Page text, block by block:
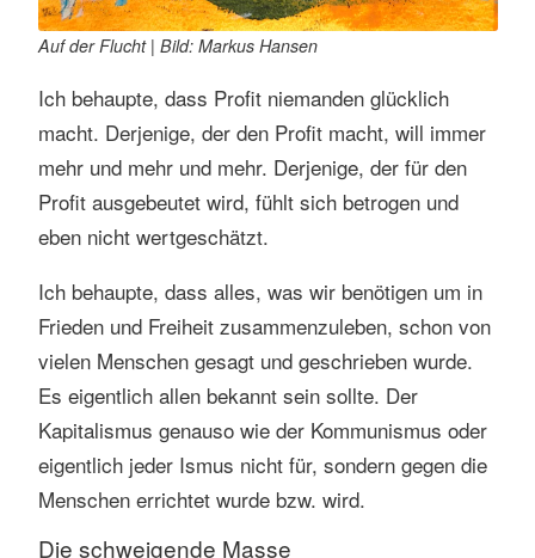
Auf der Flucht | Bild: Markus Hansen
Ich behaupte, dass Profit niemanden glücklich
macht. Derjenige, der den Profit macht, will immer
mehr und mehr und mehr. Derjenige, der für den
Profit ausgebeutet wird, fühlt sich betrogen und
eben nicht wertgeschätzt.
Ich behaupte, dass alles, was wir benötigen um in
Frieden und Freiheit zusammenzuleben, schon von
vielen Menschen gesagt und geschrieben wurde.
Es eigentlich allen bekannt sein sollte. Der
Kapitalismus genauso wie der Kommunismus oder
eigentlich jeder Ismus nicht für, sondern gegen die
Menschen errichtet wurde bzw. wird.
Die schweigende Masse